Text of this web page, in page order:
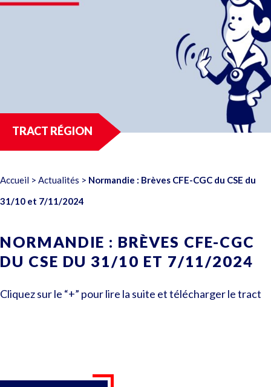
TRACT RÉGION
Accueil > Actualités > Normandie : Brèves CFE-CGC du CSE du
31/10 et 7/11/2024
NORMANDIE : BRÈVES CFE-CGC
DU CSE DU 31/10 ET 7/11/2024
Cliquez sur le “+” pour lire la suite et télécharger le tract